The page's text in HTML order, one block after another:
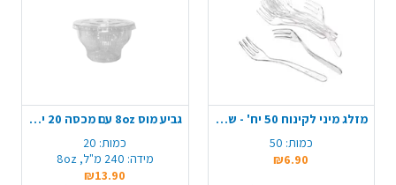
מזלג מיני לקינוח 50 יח' - שקוף
כמות: 50
₪6.90
גביע מוס 8oz עם מכסה 20 יח' - שקוף
כמות: 20
מידה: 240 מ"ל, 8oz
₪13.90